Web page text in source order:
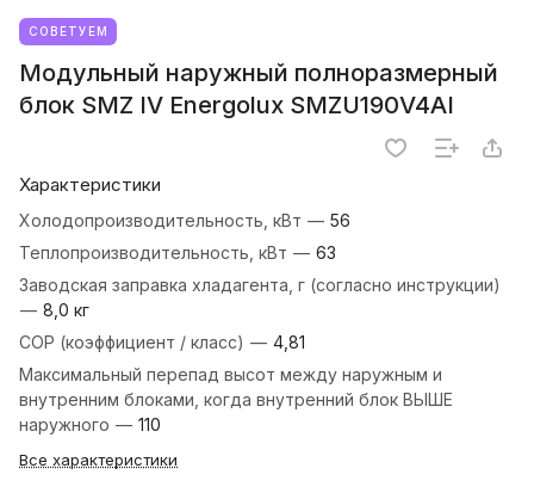
СОВЕТУЕМ
Модульный наружный полноразмерный
блок SMZ IV Energolux SMZU190V4AI
Характеристики
Холодопроизводительность, кВт — 56
Теплопроизводительность, кВт — 63
Заводская заправка хладагента, г (согласно инструкции)
— 8,0 кг
COP (коэффициент / класс) — 4,81
Максимальный перепад высот между наружным и
внутренним блоками, когда внутренний блок ВЫШЕ
наружного — 110
Все характеристики